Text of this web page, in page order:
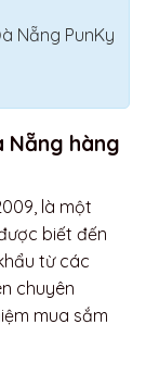
Nẵng PunKy
Nẵng hàng
là một
biết đến
từ các
chuyên
mua sắm